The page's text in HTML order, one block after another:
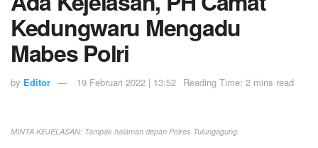
Kedungwaru Mengadu
Mabes Polri
by Editor 19 Februari 2022 | 13:52 Reading Time: 2 mins read
MINTA KEJELASAN: Tampak halaman depan Polres Tulungagung.